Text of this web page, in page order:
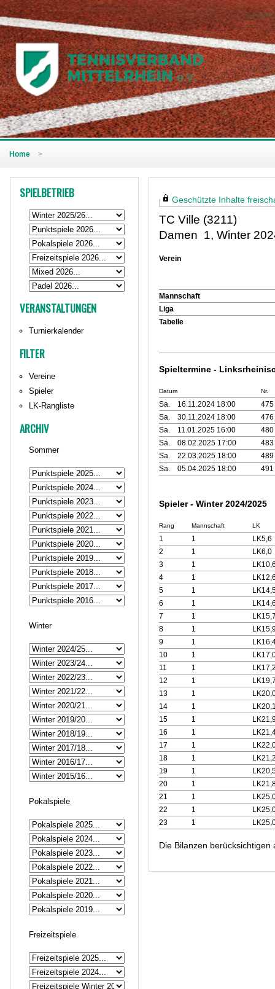
Home >
SPIELBETRIEB
VERANSTALTUNGEN
Turnierkalender
FILTER
Vereine
Spieler
LK-Rangliste
ARCHIV
Sommer
Winter
Pokalspiele
Freizeitspiele
Geschützte Inhalte
TC Ville (3211)
Damen 1, Winter
Verein
Mannschaft
Liga
Tabelle
Spieltermine -
Datum Nr.
Sa. 16.11.2024 18:00
475
Sa.
30.11.2024 18:00
476
Sa.
11.01.2025 16:00
480
Sa.
08.02.2025 17:00
483
Sa.
22.03.2025 18:00
489
Sa.
05.04.2025 18:00 491
Spieler - Winter 2024/2025
Rang Mannschaft LK
1 1
LK5,6
2
1
LK6,0
3
1
4
1
5
1
6
1
7
1
8
1
9
1
10
1
11
1
12
1
13
1
14
1
15
1
16
1
17
1
18
1
19
1
20
1
21
1
22
1
23
1
Die Bilanzen